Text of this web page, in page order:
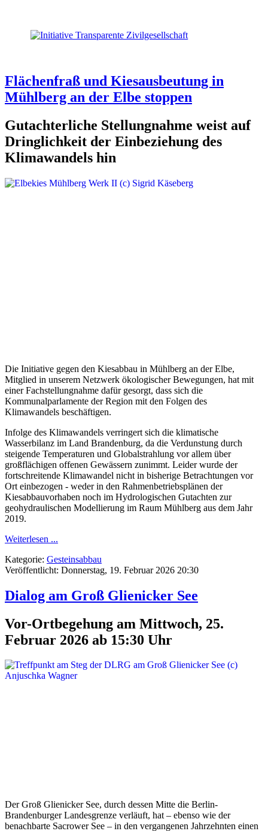
Flächenfraß und Kiesausbeutung in
Mühlberg an der Elbe stoppen
Gutachterliche Stellungnahme weist auf
Dringlichkeit der Einbeziehung des
Klimawandels hin
Die Initiative gegen den Kiesabbau in Mühlberg an der Elbe,
Mitglied in unserem Netzwerk ökologischer Bewegungen, hat mit
einer Fachstellungnahme dafür gesorgt, dass sich die
Kommunalparlamente der Region mit den Folgen des
Klimawandels beschäftigen.
Infolge des Klimawandels verringert sich die klimatische
Wasserbilanz im Land Brandenburg, da die Verdunstung durch
steigende Temperaturen und Globalstrahlung vor allem über
großflächigen offenen Gewässern zunimmt. Leider wurde der
fortschreitende Klimawandel nicht in bisherige Betrachtungen vor
Ort einbezogen - weder in den Rahmenbetriebsplänen der
Kiesabbauvorhaben noch im Hydrologischen Gutachten zur
geohydraulischen Modellierung im Raum Mühlberg aus dem Jahr
2019.
Weiterlesen ...
Kategorie: Gesteinsabbau
Veröffentlicht: Donnerstag, 19. Februar 2026 20:30
Dialog am Groß Glienicker See
Vor-Ortbegehung am Mittwoch, 25.
Februar 2026 ab 15:30 Uhr
Der Groß Glienicker See, durch dessen Mitte die Berlin-
Brandenburger Landesgrenze verläuft, hat – ebenso wie der
benachbarte Sacrower See – in den vergangenen Jahrzehnten einen